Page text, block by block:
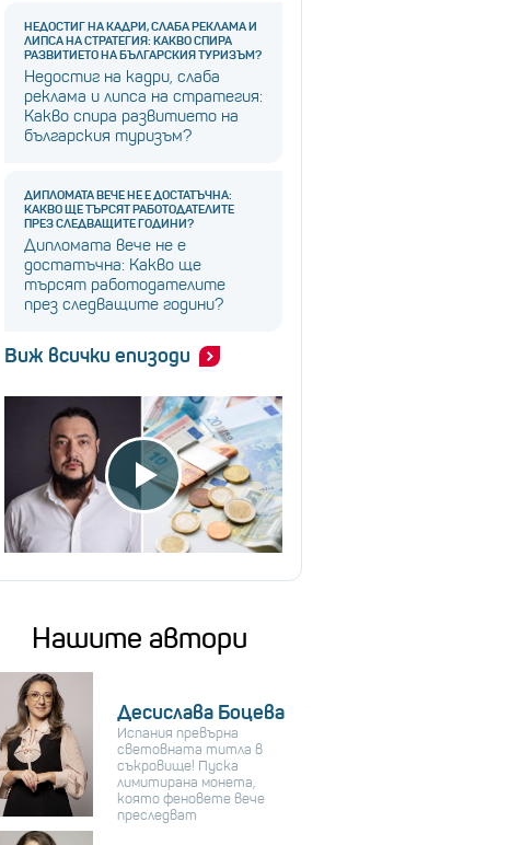
НЕДОСТИГ НА КАДРИ, СЛАБА РЕКЛАМА И
ЛИПСА НА СТРАТЕГИЯ: КАКВО СПИРА
РАЗВИТИЕТО НА БЪЛГАРСКИЯ ТУРИЗЪМ?
Недостиг на кадри, слаба
реклама и липса на стратегия:
Какво спира развитието на
българския туризъм?
ДИПЛОМАТА ВЕЧЕ НЕ Е ДОСТАТЪЧНА:
КАКВО ЩЕ ТЪРСЯТ РАБОТОДАТЕЛИТЕ
ПРЕЗ СЛЕДВАЩИТЕ ГОДИНИ?
Дипломата вече не е
достатъчна: Какво ще
търсят работодателите
през следващите години?
Виж всички епизоди
Нашите автори
Десислава Боцева
Испания превърна
световната титла в
съкровище! Пуска
лимитирана монета,
която феновете вече
преследват